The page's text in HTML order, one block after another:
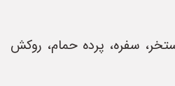
سفره، پرده حمام، روکش